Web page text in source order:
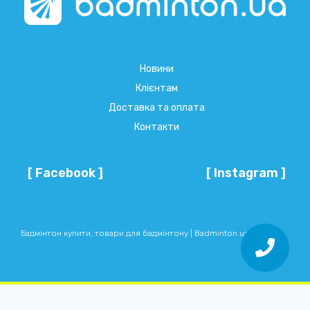
Новини
Клієнтам
Доставка та оплата
Контакти
[ Facebook ] [ Instagram ]
Бадмінтон купити, товари для бадмінтону | Badminton.ua © 2026